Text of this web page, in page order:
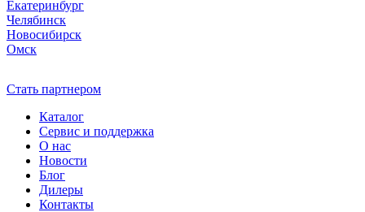
Екатеринбург
Челябинск
Новосибирск
Омск
Стать партнером
Каталог
Сервис и поддержка
О нас
Новости
Блог
Дилеры
Контакты